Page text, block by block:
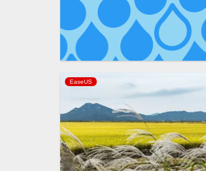
EaseUS